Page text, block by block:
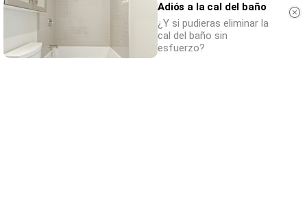
Adiós a la cal del baño
¿Y si pudieras eliminar la
cal del baño sin
esfuerzo?